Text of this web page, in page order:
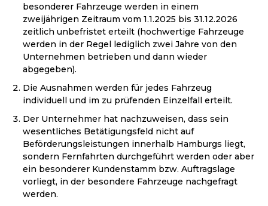
besonderer Fahrzeuge werden in einem
zweijährigen Zeitraum vom 1.1.2025 bis 31.12.2026
zeitlich unbefristet erteilt (hochwertige Fahrzeuge
werden in der Regel lediglich zwei Jahre von den
Unternehmen betrieben und dann wieder
abgegeben).
Die Ausnahmen werden für jedes Fahrzeug
individuell und im zu prüfenden Einzelfall erteilt.
Der Unternehmer hat nachzuweisen, dass sein
wesentliches Betätigungsfeld nicht auf
Beförderungsleistungen innerhalb Hamburgs liegt,
sondern Fernfahrten durchgeführt werden oder aber
ein besonderer Kundenstamm bzw. Auftragslage
vorliegt, in der besondere Fahrzeuge nachgefragt
werden.